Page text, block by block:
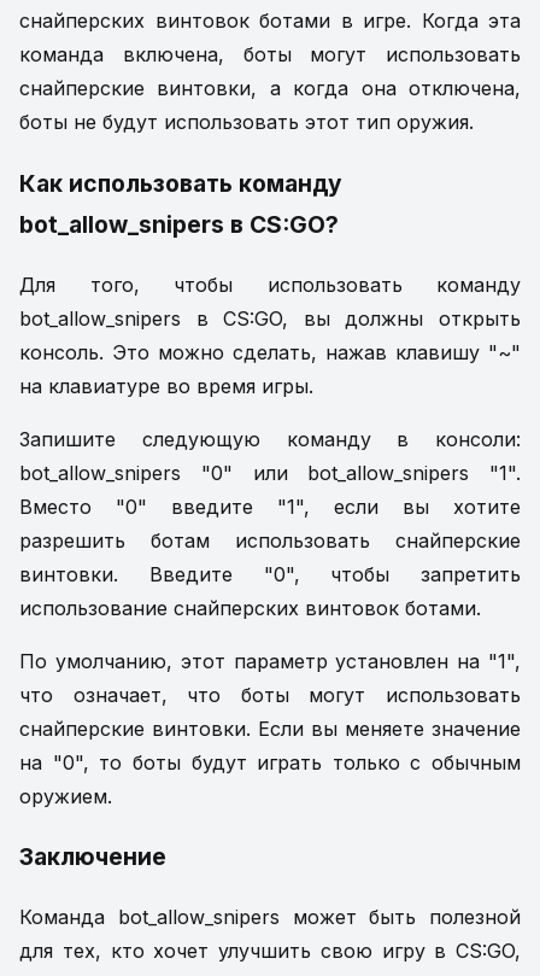
снайперских винтовок ботами в игре. Когда эта
команда включена, боты могут использовать
снайперские винтовки, а когда она отключена,
боты не будут использовать этот тип оружия.
Как использовать команду
bot_allow_snipers в CS:GO?
Для того, чтобы использовать команду
bot_allow_snipers в CS:GO, вы должны открыть
консоль. Это можно сделать, нажав клавишу "~"
на клавиатуре во время игры.
Запишите следующую команду в консоли:
bot_allow_snipers "0" или bot_allow_snipers "1".
Вместо "0" введите "1", если вы хотите
разрешить ботам использовать снайперские
винтовки. Введите "0", чтобы запретить
использование снайперских винтовок ботами.
По умолчанию, этот параметр установлен на "1",
что означает, что боты могут использовать
снайперские винтовки. Если вы меняете значение
на "0", то боты будут играть только с обычным
оружием.
Заключение
Команда bot_allow_snipers может быть полезной
для тех, кто хочет улучшить свою игру в CS:GO,